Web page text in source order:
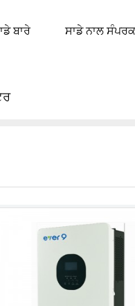
ਬਾਰੇ ਸਾਡੇ ਨਾਲ